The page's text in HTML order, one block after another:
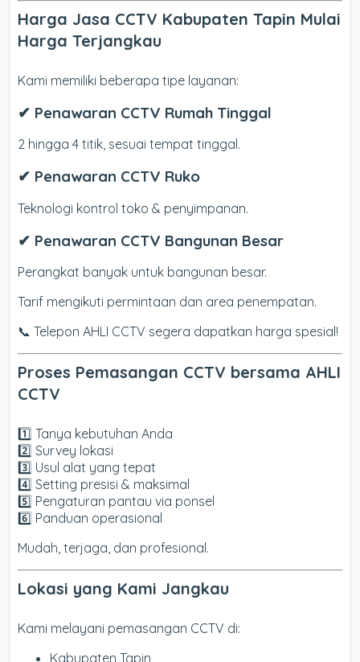
Harga Jasa CCTV Kabupaten Tapin Mulai
Harga Terjangkau
Kami memiliki beberapa tipe layanan:
✔ Penawaran CCTV Rumah Tinggal
2 hingga 4 titik, sesuai tempat tinggal.
✔ Penawaran CCTV Ruko
Teknologi kontrol toko & penyimpanan.
✔ Penawaran CCTV Bangunan Besar
Perangkat banyak untuk bangunan besar.
Tarif mengikuti permintaan dan area penempatan.
📞 Telepon AHLI CCTV segera dapatkan harga spesial!
Proses Pemasangan CCTV bersama AHLI
CCTV
1️⃣ Tanya kebutuhan Anda
2️⃣ Survey lokasi
3️⃣ Usul alat yang tepat
4️⃣ Setting presisi & maksimal
5️⃣ Pengaturan pantau via ponsel
6️⃣ Panduan operasional
Mudah, terjaga, dan profesional.
Lokasi yang Kami Jangkau
Kami melayani pemasangan CCTV di:
Kabupaten Tapin